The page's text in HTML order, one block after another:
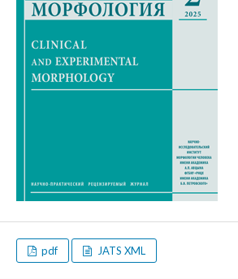
pdf JATS XML